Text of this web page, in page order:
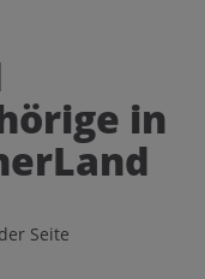
in
Seite